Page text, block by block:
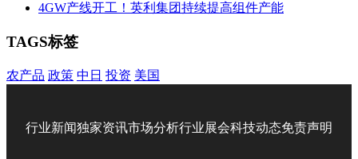
4GW产线开工！英利集团持续提高组件产能
TAGS标签
农产品 政策 中日 投资 美国
行业新闻独家资讯市场分析行业展会科技动态免责声明